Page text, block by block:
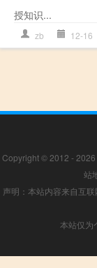
授知识...
zb 12-16
Copyright © 2012 - 2026
站
声明：本站内容来自互
本站仅为